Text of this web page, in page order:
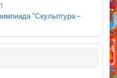
“Скульптура –